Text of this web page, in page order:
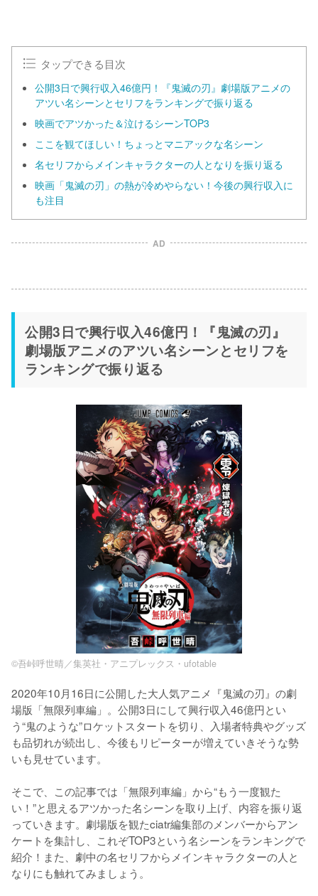
タップできる目次
公開3日で興行収入46億円！『鬼滅の刃』劇場版アニメの
アツい名シーンとセリフをランキングで振り返る
映画でアツかった＆泣けるシーンTOP3
ここを観てほしい！ちょっとマニアックな名シーン
名セリフからメインキャラクターの人となりを振り返る
映画「鬼滅の刃」の熱が冷めやらない！今後の興行収入に
も注目
AD
公開3日で興行収入46億円！『鬼滅の刃』
劇場版アニメのアツい名シーンとセリフを
ランキングで振り返る
©吾峠呼世晴／集英社・アニプレックス・ufotable
2020年10月16日に公開した大人気アニメ『鬼滅の刃』の劇
場版「無限列車編」。公開3日にして興行収入46億円とい
う“鬼のような”ロケットスタートを切り、入場者特典やグッズ
も品切れが続出し、今後もリピーターが増えていきそうな勢
いも見せています。
そこで、この記事では「無限列車編」から“もう一度観た
い！”と思えるアツかった名シーンを取り上げ、内容を振り返
っていきます。劇場版を観たciatr編集部のメンバーからアン
ケートを集計し、これぞTOP3という名シーンをランキングで
紹介！また、劇中の名セリフからメインキャラクターの人と
なりにも触れてみましょう。